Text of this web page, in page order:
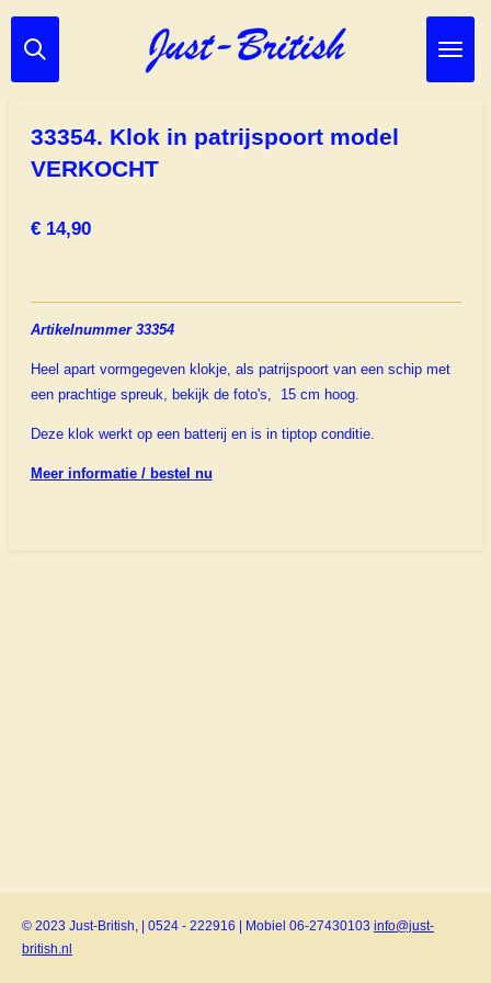
Ga
direct
33354. Klok in patrijspoort model
VERKOCHT
€ 14,90
Artikelnummer 33354
Heel apart vormgegeven klokje, als patrijspoort van een schip met
een prachtige spreuk, bekijk de foto's, 15 cm hoog.
Deze klok werkt op een batterij en is in tiptop conditie.
Meer informatie / bestel nu
© 2023 Just-British, | 0524 - 222916 | Mobiel 06-27430103 info@just-
british.nl